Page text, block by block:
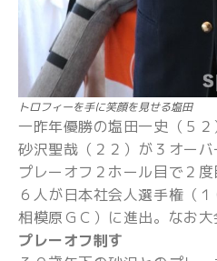
トロフィーを手に笑顔を見せる塩田
一昨年優勝の塩田一史（５
砂沢聖哉（２２）が３オー
プレーオフ２ホール目で２
６人が日本社会人選手権（
相模原ＧＣ）に進出。なお大
プレーオフ制す